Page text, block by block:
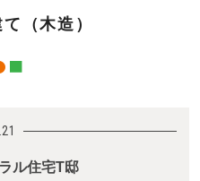
（木造）
ル住宅T邸